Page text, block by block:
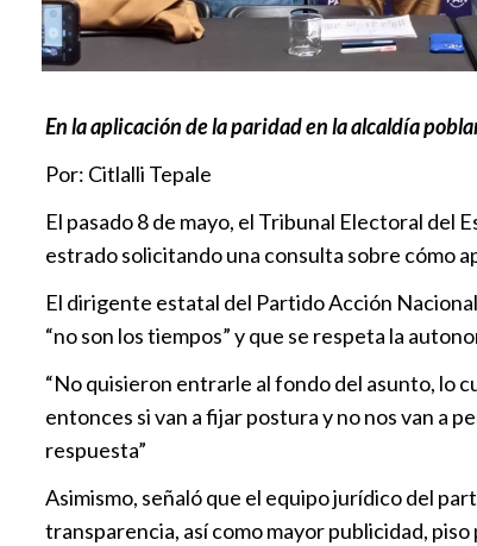
En la aplicación de la paridad en la alcaldía
Por: Citlalli Tepale
El pasado 8 de mayo, el Tribunal Electoral
estrado solicitando una consulta sobre cómo
El dirigente estatal del Partido Acción
“no son los tiempos” y que se respeta la
“No quisieron entrarle al fondo del asunto, lo
entonces si van a fijar postura y no nos van a
respuesta”
Asimismo, señaló que el equipo jurídico del
transparencia, así como mayor publicidad,